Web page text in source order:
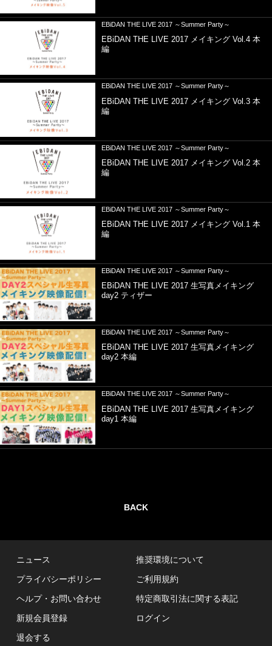
EBiDAN THE LIVE 2017 ～Summer Party～
EBiDAN THE LIVE 2017 メイキング Vol.4 本
編
EBiDAN THE LIVE 2017 ～Summer Party～
EBiDAN THE LIVE 2017 メイキング Vol.3 本
編
EBiDAN THE LIVE 2017 ～Summer Party～
EBiDAN THE LIVE 2017 メイキング Vol.2 本
編
EBiDAN THE LIVE 2017 ～Summer Party～
EBiDAN THE LIVE 2017 メイキング Vol.1 本
編
EBiDAN THE LIVE 2017 ～Summer Party～
EBiDAN THE LIVE 2017 生写真メイキング
day2 ティザー
EBiDAN THE LIVE 2017 ～Summer Party～
EBiDAN THE LIVE 2017 生写真メイキング
day2 本編
EBiDAN THE LIVE 2017 ～Summer Party～
EBiDAN THE LIVE 2017 生写真メイキング
day1 本編
BACK
ニュース
推奨環境について
プライバシーポリシー
ご利用規約
ヘルプ・お問い合わせ
特定商取引法に関する表記
新規会員登録
ログイン
退会する